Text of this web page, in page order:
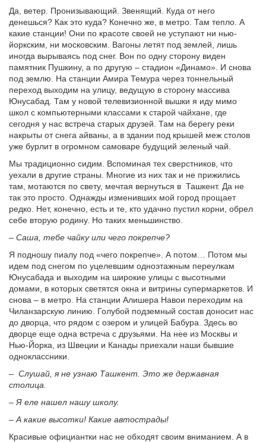
Да, ветер. Пронизывающий. Звенящий. Куда от него
денешься? Как это куда? Конечно же, в метро. Там тепло. А
какие станции! Они по красоте своей не уступают ни нью-
йоркским, ни московским. Вагоны летят под землей, лишь
иногда вырываясь под снег. Вон по одну сторону виден
памятник Пушкину, а по другую – стадион «Динамо». И снова
под землю. На станции Амира Темура через тоннельный
переход выходим на улицу, ведущую в сторону массива
Юнусабад. Там у новой телевизионной вышки я иду мимо
школ с компьютерными классами к старой чайхане, где
сегодня у нас встреча старых друзей. Там на берегу реки
накрыты от снега айваны, а в здании под крышей меж столов
уже бурлит в огромном самоваре будущий зеленый чай.
Мы традиционно сидим. Вспоминая тех сверстников, что
уехали в другие страны. Многие из них так и не прижились
там, мотаются по свету, мечтая вернуться в Ташкент. Да не
так это просто. Однажды изменивших мой город прощает
редко. Нет, конечно, есть и те, кто удачно пустил корни, обрел
себе вторую родину. Но таких меньшинство.
– Саша, тебе чайку или чего покрепче?
Я подношу пиалу под «чего покрепче». А потом… Потом мы
идем под снегом по уцелевшим одноэтажным переулкам
Юнусабада и выходим на широкие улицы с высотными
домами, в которых светятся окна и витрины супермаркетов. И
снова – в метро. На станции Алишера Навои переходим на
Чиланзарскую линию. Голубой подземный состав доносит нас
до дворца, что рядом с озером и улицей Бабура. Здесь во
дворце еще одна встреча с друзьями. На нее из Москвы и
Нью-Йорка, из Швеции и Канады приехали наши бывшие
одноклассники.
– Слушай, я не узнаю Ташкент. Это же державная
столица.
– Я еле нашел нашу школу.
– А какие высотки! Какие автострады!
Красивые официантки нас не обходят своим вниманием. А в